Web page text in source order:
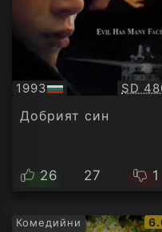
1993
БГ
аудио
SD
Добрият син
26 27 1
Комедийни